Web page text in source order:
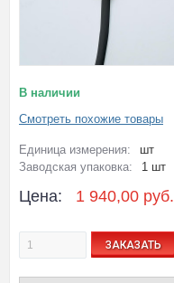
В наличии
Смотреть похожие товары
Единица измерения:
шт
Заводская упаковка:
1 шт
Цена: 1 940,00 руб.
ЗАКАЗАТЬ